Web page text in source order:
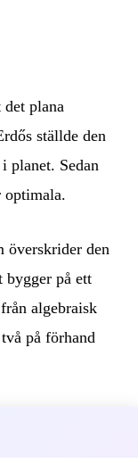
plana
ställde den
planet. Sedan
optimala.
överskrider den
bygger på ett
algebraisk
på förhand